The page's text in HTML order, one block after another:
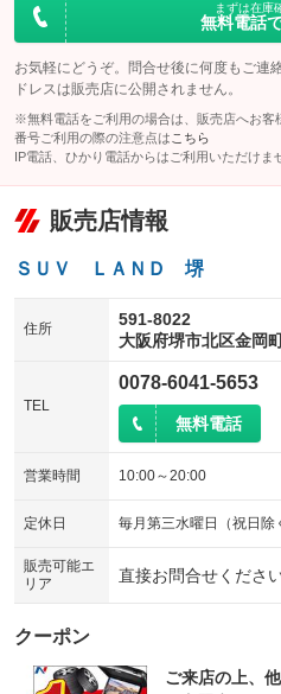
まずは在庫
無料電話
お気軽にどうぞ。問合せ後に何度もご連
ドレスは販売店に公開されません。
※無料電話をご利用の場合は、販売店へお客
番号ご利用の際の注意点は こちら
IP電話、ひかり電話からはご利用いただけま
販売店情報
ＳＵＶ ＬＡＮＤ 堺
住所
591-8022
大阪府堺市北区金岡
TEL
0078-6041-5653
無料電話
営業時間 10:00～20:00
定休日 毎月第三水曜日（祝日
販売可能エ
リア
直接お問合せくださ
クーポン
ご来店の上、